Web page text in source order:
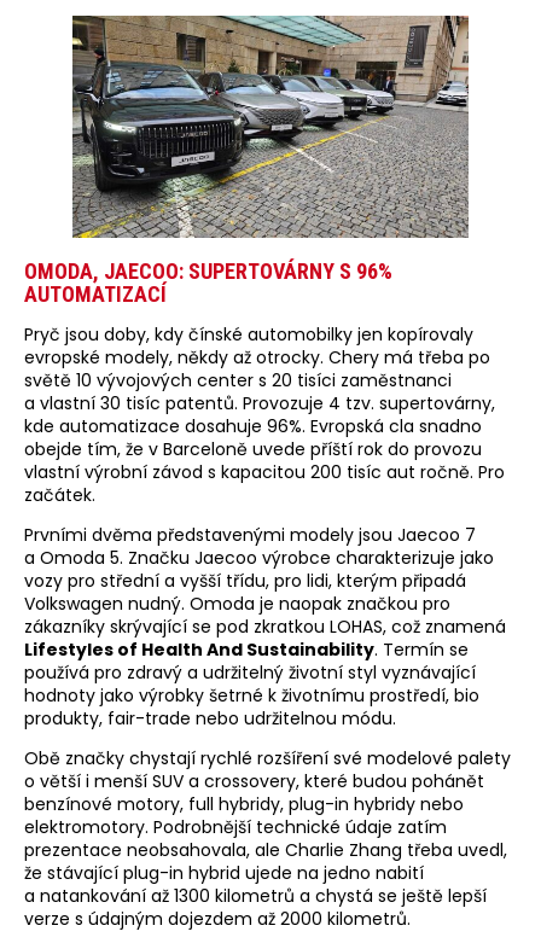
OMODA, JAECOO: SUPERTOVÁRNY S 96%
AUTOMATIZACÍ
Pryč jsou doby, kdy čínské automobilky jen kopírovaly
evropské modely, někdy až otrocky. Chery má třeba po
světě 10 vývojových center s 20 tisíci zaměstnanci
a vlastní 30 tisíc patentů. Provozuje 4 tzv. supertovárny,
kde automatizace dosahuje 96%. Evropská cla snadno
obejde tím, že v Barceloně uvede příští rok do provozu
vlastní výrobní závod s kapacitou 200 tisíc aut ročně. Pro
začátek.
Prvními dvěma představenými modely jsou Jaecoo 7
a Omoda 5. Značku Jaecoo výrobce charakterizuje jako
vozy pro střední a vyšší třídu, pro lidi, kterým připadá
Volkswagen nudný. Omoda je naopak značkou pro
zákazníky skrývající se pod zkratkou LOHAS, což znamená
Lifestyles of Health And Sustainability. Termín se
používá pro zdravý a udržitelný životní styl vyznávající
hodnoty jako výrobky šetrné k životnímu prostředí, bio
produkty, fair-trade nebo udržitelnou módu.
Obě značky chystají rychlé rozšíření své modelové palety
o větší i menší SUV a crossovery, které budou pohánět
benzínové motory, full hybridy, plug-in hybridy nebo
elektromotory. Podrobnější technické údaje zatím
prezentace neobsahovala, ale Charlie Zhang třeba uvedl,
že stávající plug-in hybrid ujede na jedno nabití
a natankování až 1300 kilometrů a chystá se ještě lepší
verze s údajným dojezdem až 2000 kilometrů.